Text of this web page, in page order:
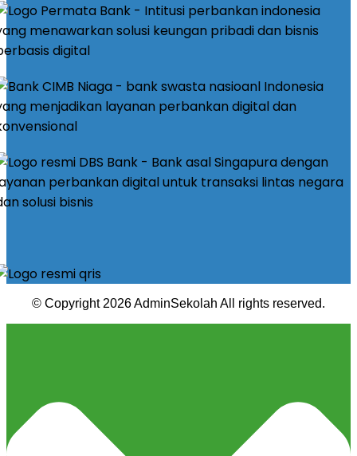
© Copyright 2026 AdminSekolah All rights reserved.